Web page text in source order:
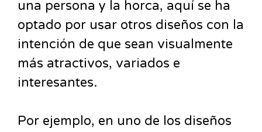
una persona y la horca, aquí se ha
optado por usar otros diseños con la
intención de que sean visualmente
más atractivos, variados e
interesantes.
Por ejemplo, en uno de los diseños